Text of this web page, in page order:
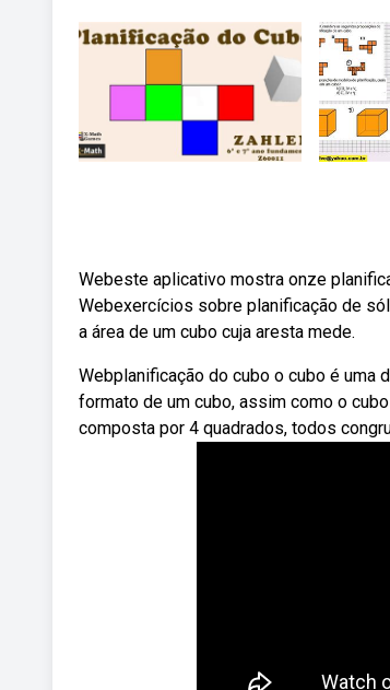
Webeste aplicativo mostra onze
Webexercícios sobre planificação de
a área de um cubo cuja aresta mede.
Webplanificação do cubo o cubo é uma
formato de um cubo, assim como o
composta por 4 quadrados, todos